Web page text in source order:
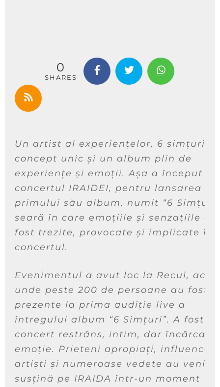
0
SHARES
Un artist al experiențelor, 6 simțuri,
concept unic și un album plin de
experiențe și emoții. Așa a început
concertul IRAIDEI, pentru lansarea
primului său album, numit “6
seară în care emoțiile și senzațiile au
fost trezite, provocate și implicate în
concertul.
Evenimentul a avut loc la Recul,
unde peste 200 de persoane au fost
prezente la prima audiție live a
întregului album “6 Simțuri”. A fost
concert restrâns, intim, dar încărcat
emoție. Prieteni apropiați,
artiști și numeroase vedete au venit
susțină pe IRAIDA într-un moment